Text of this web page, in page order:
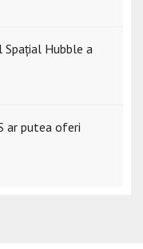
Spațial Hubble a
ar putea oferi